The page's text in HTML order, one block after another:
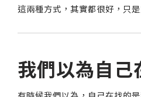
這兩種方式，其實都很好，只
我們以為自己